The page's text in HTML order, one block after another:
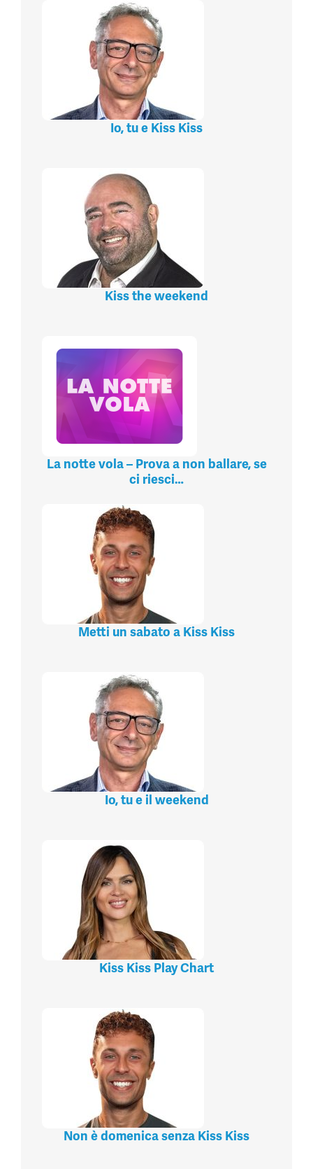
Io, tu e Kiss Kiss
Kiss the weekend
La notte vola – Prova a non ballare, se
ci riesci…
Metti un sabato a Kiss Kiss
Io, tu e il weekend
Kiss Kiss Play Chart
Non è domenica senza Kiss Kiss